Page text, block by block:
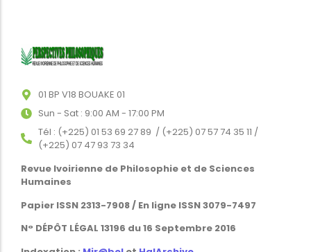
01 BP V18 BOUAKE 01
Sun - Sat : 9:00 AM - 17:00 PM
Tél : (+225) 01 53 69 27 89 / (+225) 07 57 74 35 11 /
(+225) 07 47 93 73 34
Revue Ivoirienne de Philosophie et de Sciences
Humaines
Papier ISSN 2313-7908 / En ligne ISSN 3079-7497
N° DÉPÔT LÉGAL 13196 du 16 Septembre 2016